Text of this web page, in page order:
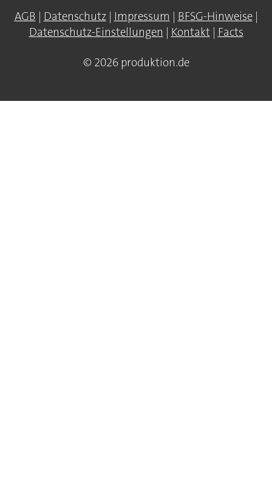
AGB | Datenschutz| Impressum | BFSG-Hinweise|
Datenschutz-Einstellungen | Kontakt| Facts
© 2026 produktion.de